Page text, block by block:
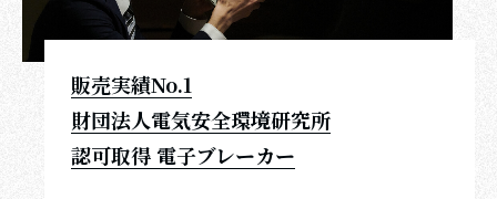
販売実績No.1
財団法人電気安全環境研究所
認可取得 電子ブレーカー